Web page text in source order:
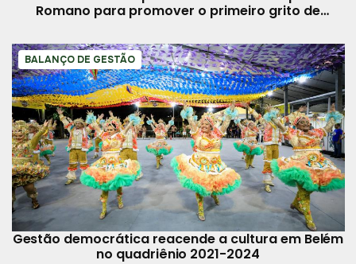
Romano para promover o primeiro grito de
BALANÇO DE GESTÃO
Gestão democrática reacende a cultura em Belém
no quadriênio 2021-2024